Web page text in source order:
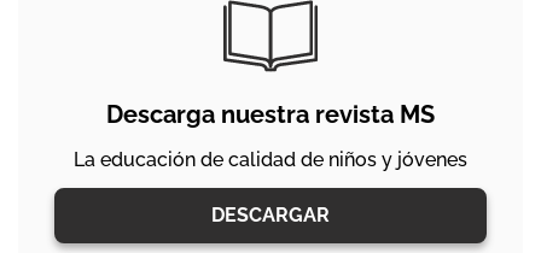
Descarga nuestra revista MS
La educación de calidad de niños y jóvenes
DESCARGAR